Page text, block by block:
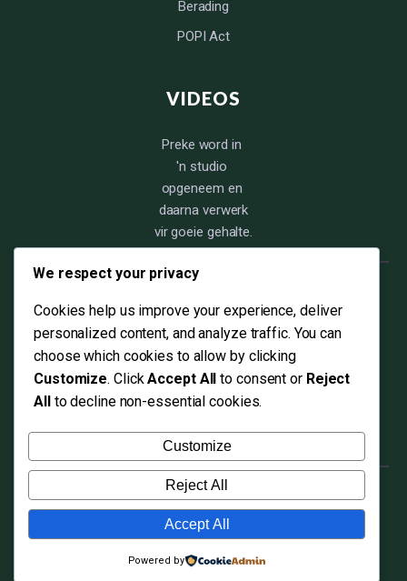
Berading
POPI Act
VIDEOS
Preke word in
'n studio
opgeneem en
daarna verwerk
vir goeie gehalte.
068 858 4571
info@christensentrum.co.za
copyright 2025 christensentrum alle regte voorbehou
We respect your privacy
Cookies help us improve your experience, deliver
personalized content, and analyze traffic. You can
choose which cookies to allow by clicking
Customize. ClickAccept All to consent or Reject
Allto decline non-essential cookies.
Customize
Reject All
Accept All
Powered by